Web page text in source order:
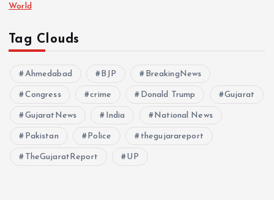
World
Tag Clouds
Ahmedabad BJP BreakingNews
Congress crime Donald Trump Gujarat
GujaratNews India National News
Pakistan Police thegujarareport
TheGujaratReport UP